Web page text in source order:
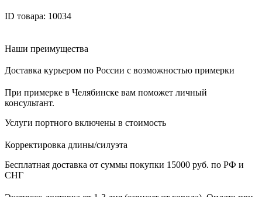
ID товара: 10034
Наши преимущества
Доставка курьером по России с возможностью примерки
При примерке в Челябинске вам поможет личный
консультант.
Услуги портного включены в стоимость
Корректировка длины/силуэта
Бесплатная доставка от суммы покупки 15000 руб. по РФ и
СНГ